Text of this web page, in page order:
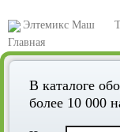
Элтемикс Маш
Оборудование для
Самотечное
Клапан перекидной
В каталоге
более 10 000